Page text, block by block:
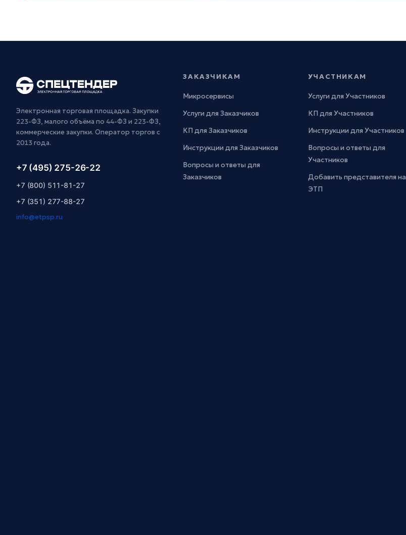
Электронная торговая площадка. Закупки
223-ФЗ, малого объёма по 44-ФЗ и 223-ФЗ,
коммерческие закупки. Оператор торгов с
2013 года.
+7 (495) 275-26-22
+7 (800) 511-81-27
+7 (351) 277-88-27
info@etpsp.ru
ЗАКАЗЧИКАМ
Микросервисы
Услуги для Заказчиков
КП для Заказчиков
Инструкции для Заказчиков
Вопросы и ответы для
Заказчиков
УЧАСТНИКАМ
Услуги для Участников
КП для Участников
Инструкции для Участников
Вопросы и ответы для
Участников
Добавить представителя на
ЭТП